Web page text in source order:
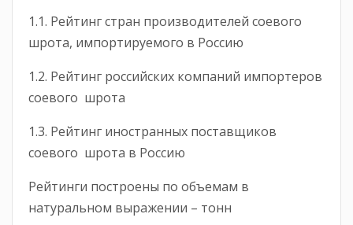
1.1. Рейтинг стран производителей соевого
шрота, импортируемого в Россию
1.2. Рейтинг российских компаний импортеров
соевого шрота
1.3. Рейтинг иностранных поставщиков
соевого шрота в Россию
Рейтинги построены по объемам в
натуральном выражении – тонн